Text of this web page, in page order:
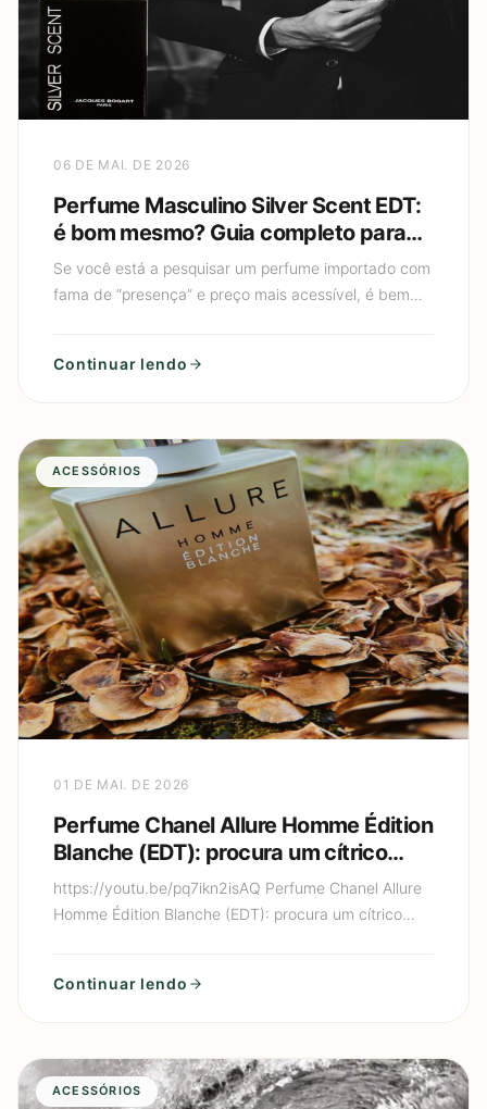
06 DE MAI. DE 2026
Perfume Masculino Silver Scent EDT:
é bom mesmo? Guia completo para
escolher e usar sem exagerar
Se você está a pesquisar um perfume importado com
fama de “presença” e preço mais acessível, é bem
Continuar lendo
ACESSÓRIOS
01 DE MAI. DE 2026
Perfume Chanel Allure Homme Édition
Blanche (EDT): procura um cítrico
cremoso de luxo (limão + baunilha)
que parece “perfume de gente rica”?
https://youtu.be/pq7ikn2isAQ Perfume Chanel Allure
Homme Édition Blanche (EDT): procura um cítrico
Continuar lendo
ACESSÓRIOS